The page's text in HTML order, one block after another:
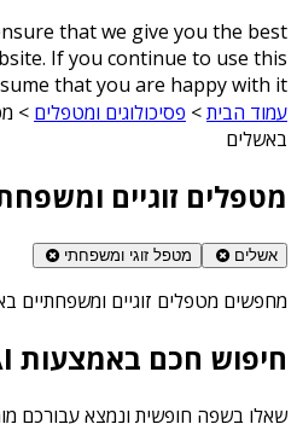
that we give you the best
If you continue to use this
that you are happy with it
עמוד הבית> פסיכולוגים ומטפלים >
באשלים
מטפלים זוגיים
אשלים מטפל זוגי ומשפחתי
מחפשים מטפלים זוגיים ומשפחתיים
חיפוש חכם באמצעות AI
שאלו בשפה חופשית ונמצא עבורכם